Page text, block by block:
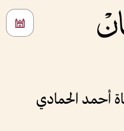
أحمد الحمادي